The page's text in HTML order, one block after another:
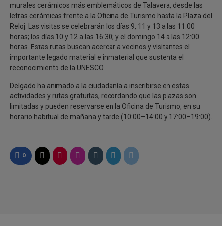
murales cerámicos más emblemáticos de Talavera, desde las
letras cerámicas frente a la Oficina de Turismo hasta la Plaza del
Reloj. Las visitas se celebrarán los días 9, 11 y 13 a las 11:00
horas; los días 10 y 12 a las 16:30; y el domingo 14 a las 12:00
horas. Estas rutas buscan acercar a vecinos y visitantes el
importante legado material e inmaterial que sustenta el
reconocimiento de la UNESCO.
Delgado ha animado a la ciudadanía a inscribirse en estas
actividades y rutas gratuitas, recordando que las plazas son
limitadas y pueden reservarse en la Oficina de Turismo, en su
horario habitual de mañana y tarde (10:00–14:00 y 17:00–19:00).
0